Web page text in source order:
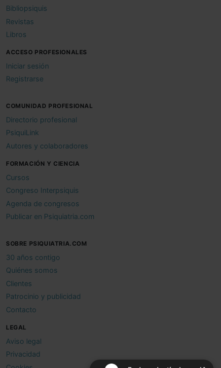
Bibliopsiquis
Revistas
Libros
ACCESO PROFESIONALES
Iniciar sesión
Registrarse
COMUNIDAD PROFESIONAL
Directorio profesional
PsiquiLink
Autores y colaboradores
FORMACIÓN Y CIENCIA
Cursos
Congreso Interpsiquis
Agenda de congresos
Publicar en Psiquiatria.com
SOBRE PSIQUIATRIA.COM
30 años contigo
Quiénes somos
Clientes
Patrocinio y publicidad
Contacto
LEGAL
Aviso legal
Privacidad